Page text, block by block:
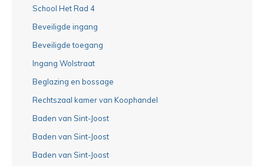
School Het Rad 4
Beveiligde ingang
Beveiligde toegang
Ingang Wolstraat
Beglazing en bossage
Rechtszaal kamer van Koophandel
Baden van Sint-Joost
Baden van Sint-Joost
Baden van Sint-Joost